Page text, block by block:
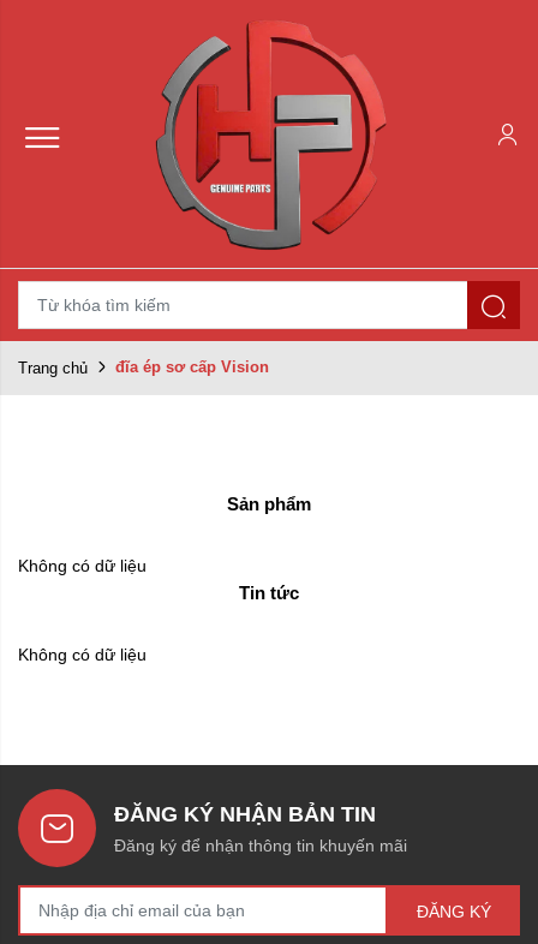
Trang chủ đĩa ép sơ cấp Vision
Sản phẩm
Không có dữ liệu
Tin tức
Không có dữ liệu
ĐĂNG KÝ NHẬN BẢN TIN
Đăng ký để nhận thông tin khuyến mãi
ĐĂNG KÝ